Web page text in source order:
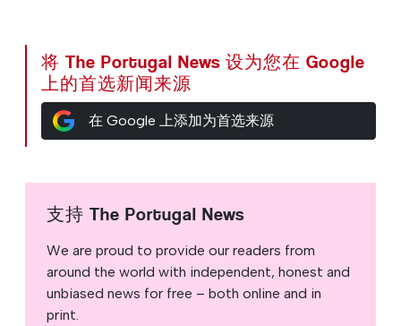
将 The Portugal News 设为您在 Google
上的首选新闻来源
在 Google 上添加为首选来源
支持 The Portugal News
We are proud to provide our readers from
around the world with independent, honest and
unbiased news for free – both online and in
print.